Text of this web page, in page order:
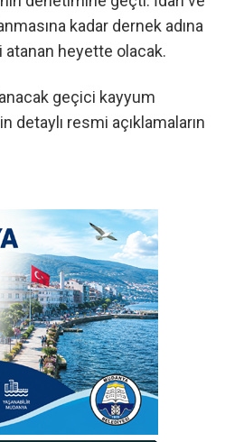
kadar dernek adına
heyette olacak.
geçici kayyum
detaylı resmi açıklamaların